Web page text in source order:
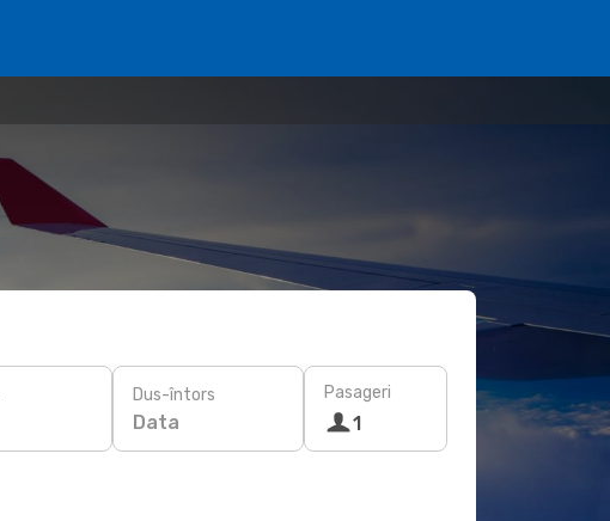
Dus-întors
Data
Pasageri
1